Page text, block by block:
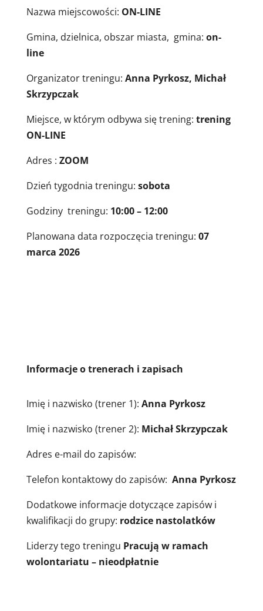
Nazwa miejscowości: ON-LINE
Gmina, dzielnica, obszar miasta, gmina: on-
line
Organizator treningu: Anna Pyrkosz, Michał
Skrzypczak
Miejsce, w którym odbywa się trening: trening
ON-LINE
Adres : ZOOM
Dzień tygodnia treningu: sobota
Godziny treningu: 10:00 – 12:00
Planowana data rozpoczęcia treningu: 07
marca 2026
Informacje o trenerach i zapisach
Imię i nazwisko (trener 1): Anna Pyrkosz
Imię i nazwisko (trener 2): Michał Skrzypczak
Adres e-mail do zapisów:
Telefon kontaktowy do zapisów: Anna Pyrkosz
Dodatkowe informacje dotyczące zapisów i
kwalifikacji do grupy: rodzice nastolatków
Liderzy tego treningu Pracują w ramach
wolontariatu – nieodpłatnie